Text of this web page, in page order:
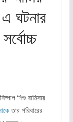
ঘটনার
শিশু রামিসার
তার পরিবারের